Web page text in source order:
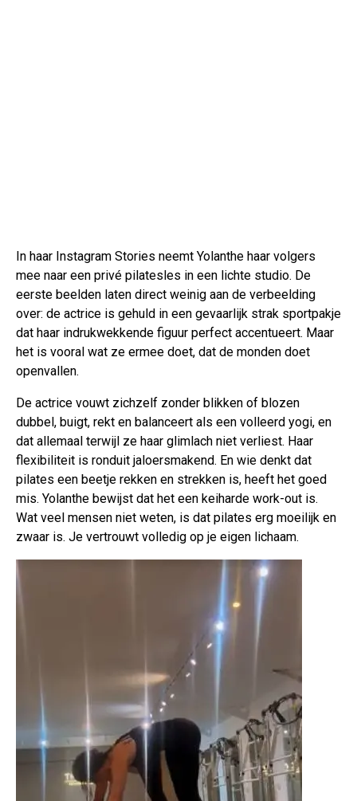
In haar Instagram Stories neemt Yolanthe haar volgers
mee naar een privé pilatesles in een lichte studio. De
eerste beelden laten direct weinig aan de verbeelding
over: de actrice is gehuld in een gevaarlijk strak sportpakje
dat haar indrukwekkende figuur perfect accentueert. Maar
het is vooral wat ze ermee doet, dat de monden doet
openvallen.
De actrice vouwt zichzelf zonder blikken of blozen
dubbel, buigt, rekt en balanceert als een volleerd yogi, en
dat allemaal terwijl ze haar glimlach niet verliest. Haar
flexibiliteit is ronduit jaloersmakend. En wie denkt dat
pilates een beetje rekken en strekken is, heeft het goed
mis. Yolanthe bewijst dat het een keiharde work-out is.
Wat veel mensen niet weten, is dat pilates erg moeilijk en
zwaar is. Je vertrouwt volledig op je eigen lichaam.